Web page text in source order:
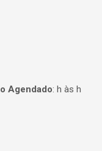
Agendado: h às h